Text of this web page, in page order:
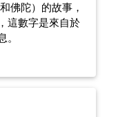
佛陀）的故事，
這數字是來自於
。